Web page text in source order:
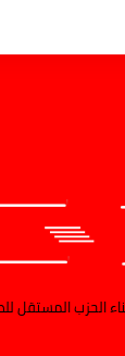
الحزب المستقل